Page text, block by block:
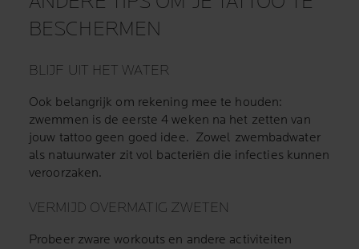
BESCHERMEN
BLIJF UIT HET WATER
Ook belangrijk om rekening mee te houden:
zwemmen is de eerste 4 weken na het zetten van
jouw tattoo geen goed idee. Zowel zwembadwater
als natuurwater zit vol bacteriën die infecties kunnen
veroorzaken.
VERMIJD OVERMATIG ZWETEN
Probeer zware workouts en andere activiteiten